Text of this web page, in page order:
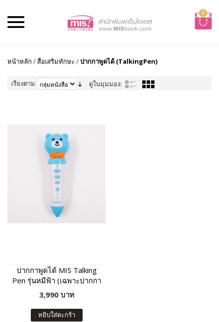
0
หน้าหลัก /สื่อเสริมทักษะ /ปากกาพูดได้ (TalkingPen)
เรียงตาม ดูในมุมมอง:
ปากกาพูดได้ MIS Talking
Pen รุ่นหมีฟ้า (เฉพาะปากกา
พูดได้ ไม่มีหนังสือในชุด)
3,990 บาท
หยิบใส่ตะกร้า